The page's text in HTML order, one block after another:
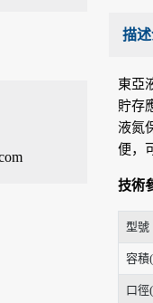
描
東亞
貯存
液氮
便，
技術
型號
容積
口徑